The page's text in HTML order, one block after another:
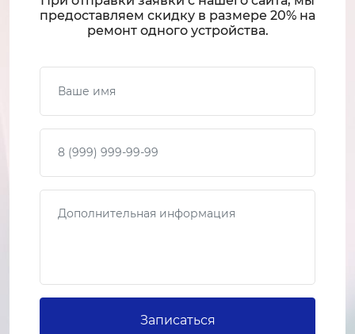
1-2 часа
Замена разъема питания
1-2 часа
от 1 500 ₽
Замена ламп подсветки
предоставляем скидку в размере 20% на
ремонт одного устройства.
Ваше имя
Ваш телефон
Сообщение
Записаться